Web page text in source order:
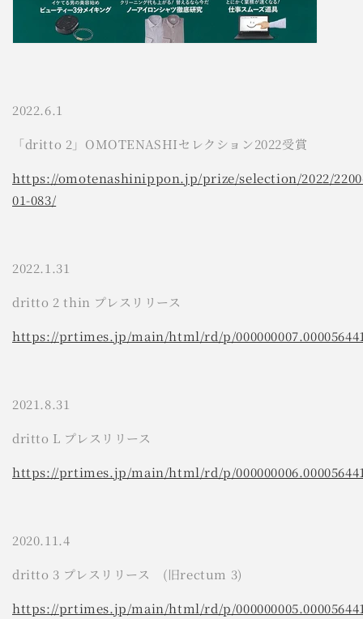
2022.6.1
「dritto 2」OMOTENASHIセレクション2022受賞
https://omotenashinippon.jp/prize/selection/2022/
01-083/
2022.1.31
dritto 2 thin プレスリリース
https://prtimes.jp/main/html/rd/p/
2021.8.31
dritto L プレスリリース
https://prtimes.jp/main/html/rd/p/
2020.11.4
dritto 3 プレスリリース (旧rectum 3)
https://prtimes.jp/main/html/rd/p/